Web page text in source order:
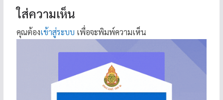
ใส่ความเห็น
คุณต้องเข้าสู่ระบบ เพื่อจะพิมพ์ความเห็น